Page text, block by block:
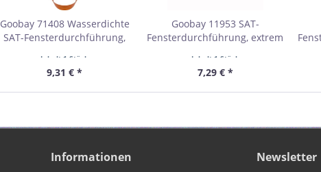
Goobay 71408 Wasserdichte
SAT-Fensterdurchführung,
Inhalt 1 Stück
9,31 € *
Goobay 11953 SAT-
Fensterdurchführung, extrem
Inhalt 1 Stück
7,29 € *
Informationen Newsletter